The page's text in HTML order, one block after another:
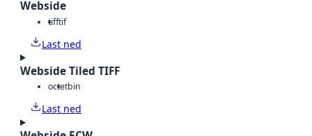
Webside
tifftif
Last ned
Webside Tiled TIFF
octetbin
Last ned